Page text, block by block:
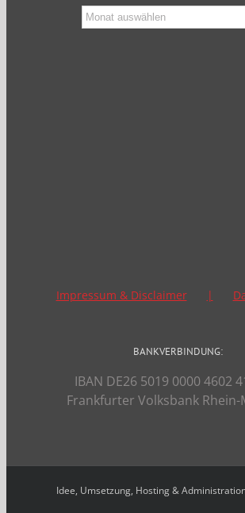
Blog
Archiv
Impressum & Disclaimer
BANKVERBINDUNG:
IBAN DE26 5019 0000 4602
Frankfurter Volksbank Rhein-
Idee, Umsetzung, Hosting &